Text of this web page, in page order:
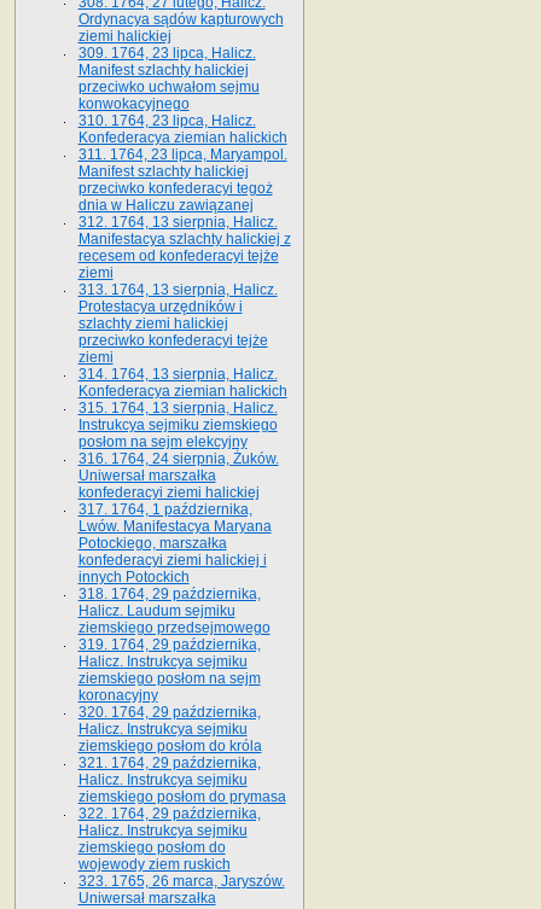
Ordynacya sądów kapturowych
ziemi halickiej
309. 1764, 23 lipca, Halicz.
Manifest szlachty halickiej
przeciwko uchwałom sejmu
konwokacyjnego
310. 1764, 23 lipca, Halicz.
Konfederacya ziemian halickich
311. 1764, 23 lipca, Maryampol.
Manifest szlachty halickiej
przeciwko konfederacyi tegoż
dnia w Haliczu zawiązanej
312. 1764, 13 sierpnia, Halicz.
Manifestacya szlachty halickiej z
recesem od konfederacyi tejże
ziemi
313. 1764, 13 sierpnia, Halicz.
Protestacya urzędników i
szlachty ziemi halickiej
przeciwko konfederacyi tejże
ziemi
314. 1764, 13 sierpnia, Halicz.
Konfederacya ziemian halickich
315. 1764, 13 sierpnia, Halicz.
Instrukcya sejmiku ziemskiego
posłom na sejm elekcyjny
316. 1764, 24 sierpnia, Żuków.
Uniwersał marszałka
konfederacyi ziemi halickiej
317. 1764, 1 października,
Lwów. Manifestacya Maryana
Potockiego, marszałka
konfederacyi ziemi halickiej i
innych Potockich
318. 1764, 29 października,
Halicz. Laudum sejmiku
ziemskiego przedsejmowego
319. 1764, 29 października,
Halicz. Instrukcya sejmiku
ziemskiego posłom na sejm
koronacyjny
320. 1764, 29 października,
Halicz. Instrukcya sejmiku
ziemskiego posłom do króla
321. 1764, 29 października,
Halicz. Instrukcya sejmiku
ziemskiego posłom do prymasa
322. 1764, 29 października,
Halicz. Instrukcya sejmiku
ziemskiego posłom do
wojewody ziem ruskich
323. 1765, 26 marca, Jaryszów.
Uniwersał marszałka